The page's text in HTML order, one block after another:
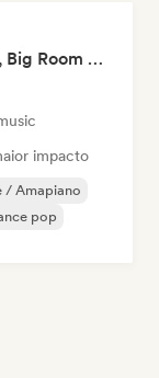
Mainstage ⚡ Festival EDM, Big Room & House Anthems
impacto
/ Amapiano
pop